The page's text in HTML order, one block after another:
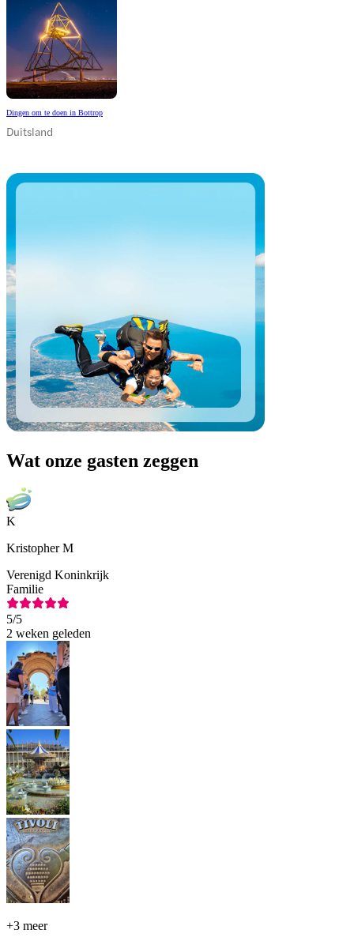
Dingen om te doen in Bottrop
Duitsland
Wat onze gasten zeggen
K
Kristopher M
Verenigd Koninkrijk
Familie
5/5
2 weken geleden
+3 meer